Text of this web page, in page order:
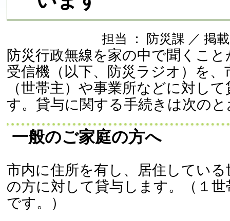
担当 ： 防災課 ／ 掲
防災行政無線を家の中で聞くこ
受信機（以下、防災ラジオ）を、
（世帯主）や事業所などに対し
す。貸与に関する手続きは次の
一般のご家庭の方へ
市内に住所を有し、居住してい
の方に対して貸与します。（１
です。）